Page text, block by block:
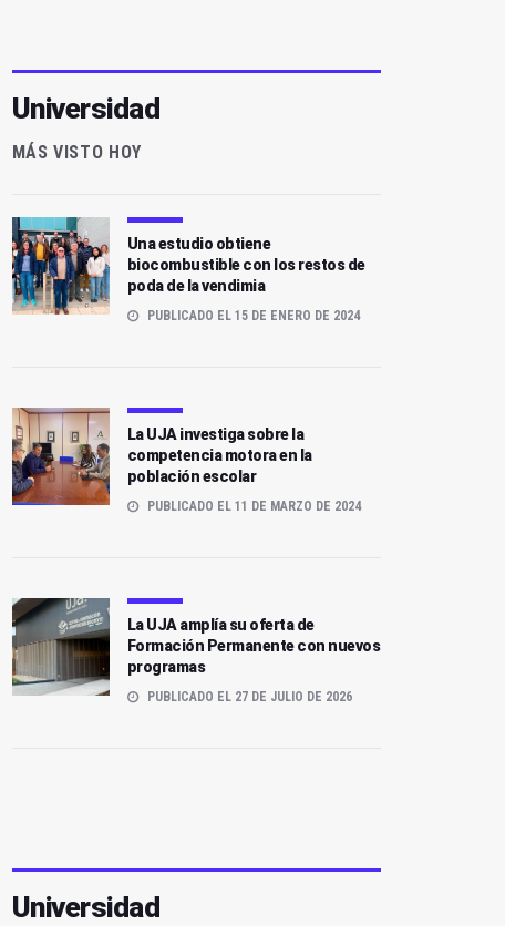
Universidad
MÁS VISTO HOY
Una estudio obtiene
biocombustible con los restos de
poda de la vendimia
PUBLICADO EL 15 DE ENERO DE 2024
La UJA investiga sobre la
competencia motora en la
población escolar
PUBLICADO EL 11 DE MARZO DE 2024
La UJA amplía su oferta de
Formación Permanente con nuevos
programas
PUBLICADO EL 27 DE JULIO DE 2026
Universidad